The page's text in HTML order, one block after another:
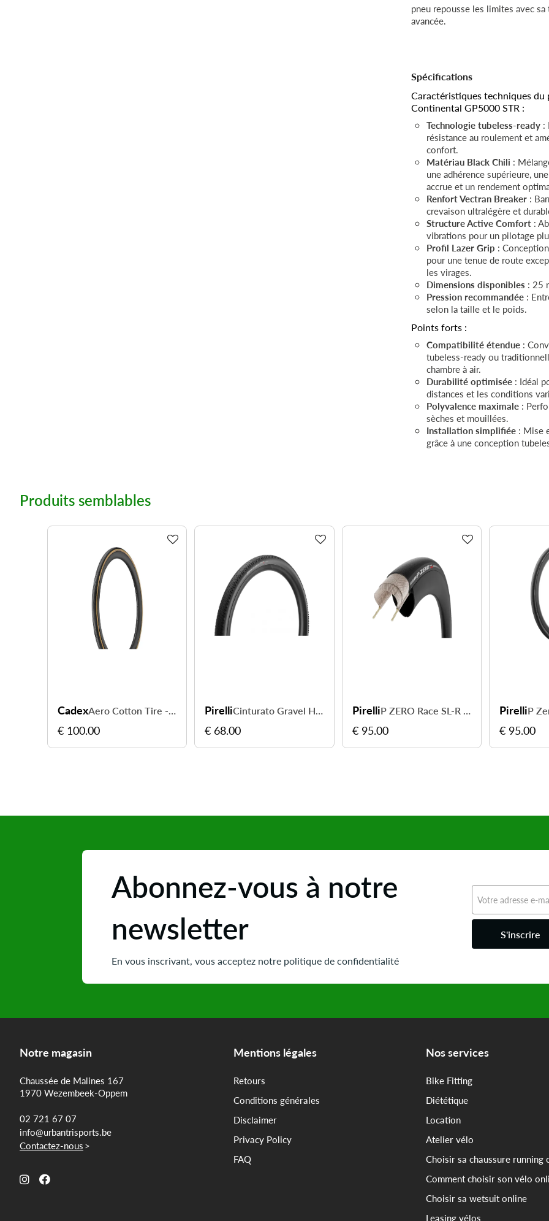
pneu repousse les limites avec
avancée.
Spécifications
Caractéristiques techniques du
Continental GP5000 STR :
Technologie tubeless-ready :
résistance au roulement et
confort.
Matériau Black Chili :
une adhérence supérieure,
accrue et un rendement
Renfort Vectran Breaker :
crevaison ultralégère et
Structure Active Comfort :
vibrations pour un pilotage
Profil Lazer Grip :
pour une tenue de route
les virages.
Dimensions disponibles : 25
Pression recommandée :
selon la taille et le poids.
Points forts :
Compatibilité étendue :
tubeless-ready ou
chambre à air.
Durabilité optimisée : Idéal
distances et les conditions
Polyvalence maximale :
sèches et mouillées.
Installation simplifiée : Mise
grâce à une conception
Produits semblables
Cadex Aero Cotton Tire - roulez plus vite avec un rendement maximal
€ 100.00
Pirelli Cinturato Gravel H 650x50B - rapide sur terrain sec
€ 68.00
Pirelli P ZERO Race SL-R TLR
€ 95.00
Pirelli
€ 95.00
Abonnez-vous à notre
newsletter
En vous inscrivant, vous acceptez notre politique de confidentialité
S'inscrire
Notre magasin
Chaussée de Malines 167
1970 Wezembeek-Oppem
02 721 67 07
info@urbantrisports.be
Contactez-nous>
Mentions légales
Retours
Conditions générales
Disclaimer
Privacy Policy
FAQ
Nos services
Bike Fitting
Diététique
Location
Atelier vélo
Choisir sa chaussure running
Comment choisir son vélo
Choisir sa wetsuit online
Leasing vélos